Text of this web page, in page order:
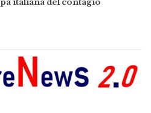
italiana del contagio